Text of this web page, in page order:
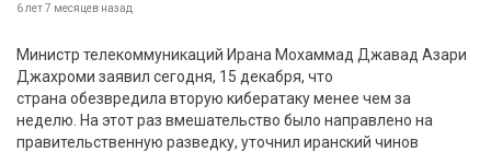
6 лет 7 месяцев назад
Министр телекоммуникаций Ирана Мохаммад Джавад Азари
Джахроми заявил сегодня, 15 декабря, что
страна обезвредила вторую кибератаку менее чем за
неделю. На этот раз вмешательство было направлено на
правительственную разведку, уточнил иранский чинов